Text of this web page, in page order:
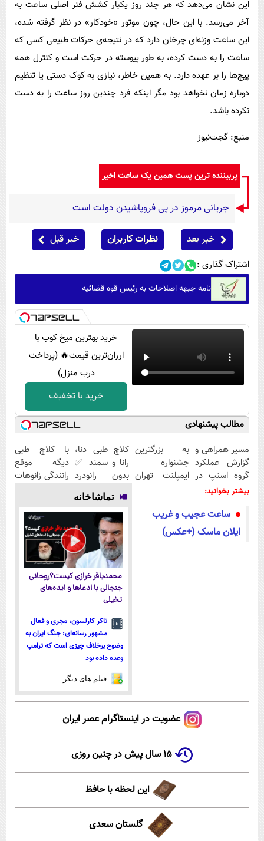
این نشان می‌دهد که هر چند روز یکبار کشش فنر اصلی ساعت به
آخر می‌رسد. با این حال، چون موتور «خودکار» در نظر گرفته شده،
این ساعت وزنه‌ای چرخان دارد که در نتیجه‌ی حرکات طبیعی کسی که
ساعت را به دست کرده، به طور پیوسته در حرکت است و کنترل همه
پیچ‌ها را بر عهده دارد. به همین خاطر، نیازی به کوک دستی یا تنظیم
دوباره زمان نخواهد بود مگر اینکه فرد چندین روز ساعت را به دست
نکرده باشد.
منبع: گجت‌نیوز
پربیننده ترین پست همین یک ساعت اخیر
جریانی مرموز در پی فروپاشیدن دولت است
خبر بعد نظرات کاربران خبر قبل
اشتراک گذاری :
نامه جبهه اصلاحات به رئیس قوه قضائیه
خرید بهترین میخ کوب با
ارزان‌ترین قیمت🔥 (پرداخت
درب منزل)
خرید با تخفیف
مطالب پیشنهادی
مسیر همراهی و
گزارش عملکرد
گروه اسنپ در
۱۴۰۴
به بزرگترین
جشنواره
ایمپلنت تهران
!
کلاچ طبی دنا،
رانا و سمند ✅
بدون زانودرد
رانندگی کنید
با کلاچ طبی
دیگه موقع
رانندگی زانوهات
بیشتر بخوانید:
ساعت عجیب و غریب
ایلان ماسک (+عکس)
تماشاخانه
محمدباقر خرازی کیست؟روحانی
جنجالی با ادعاها و ایده‌های
تخیلی
تاکر کارلسون، مجری و فعال
مشهور رسانه‌ای: جنگ ایران به
وضوح برخلاف چیزی است که ترامپ
وعده داده بود
فیلم های دیگر
عضویت در اینستاگرام عصر ایران
۱۵ سال پیش در چنین روزی
این لحظه با حافظ
گلستان سعدی